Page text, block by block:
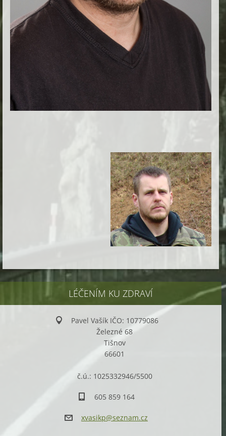
LÉČENÍM KU ZDRAVÍ
Pavel Vašík IČO: 10779086
Železné 68
Tišnov
66601
č.ú.: 1025332946/5500
605 859 164
xvasikp@seznam.cz